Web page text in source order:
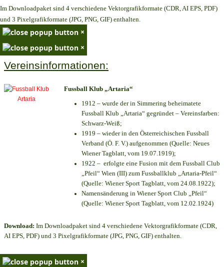
Im Downloadpaket sind 4 verschiedene Vektorgrafikformate (CDR, AI EPS, PDF)
und 3 Pixelgrafikformate (JPG, PNG, GIF) enthalten.
×
×
Vereinsinformationen:
Fussball Klub „Artaria“
1912 – wurde der in Simmering beheimatete
Fussball Klub „Artaria“ gegründet – Vereinsfarben:
Schwarz-Weiß;
1919 – wieder in den Österreichischen Fussball
Verband (Ö. F. V.) aufgenommen (Quelle: Neues
Wiener Tagblatt, vom 19.07.1919);
1922 – erfolgte eine Fusion mit dem Fussball Club
„Pfeil“ Wien (III) zum Fussballklub „Artaria-Pfeil“
(Quelle: Wiener Sport Tagblatt, vom 24.08.1922);
Namensänderung in Wiener Sport Club „Pfeil“
(Quelle: Wiener Sport Tagblatt, vom 12.02.1924)
Download: Im Downloadpaket sind 4 verschiedene Vektorgrafikformate (CDR,
AI EPS, PDF) und 3 Pixelgrafikformate (JPG, PNG, GIF) enthalten.
×